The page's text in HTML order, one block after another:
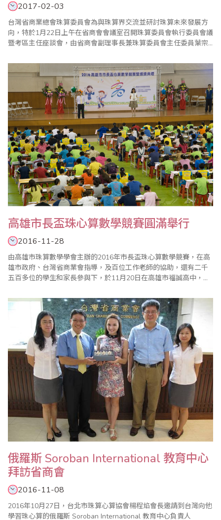
2017-02-03
台灣省商業總會珠算委員會為與珠算界交流並研討珠算未來發展方
向，特於1月22日上午在省商會會議室召開珠算委員會執行委員會議
暨考區主任座談會，由省商會副理事長兼珠算委員會主任委員葉宗
顧問、執行委員及珠算心算聯合測試考區主任共同參與。 葉副理事
長在致詞中表示，在座珠算老師們長期推動珠心算數學教學有成，
紛紛加入樂齡珠算教學，也拓展海外市場，立..
高雄市長盃珠心算數學競賽圓滿舉行
2016-11-28
由高雄市珠算數學學會主辦的2016年市長盃珠心算數學競賽，在高
雄市政府、台灣省商業會指導，及百位工作老師的協助，還有二千
五百多位的學生和家長參與下，於11月20日在高雄市福誠高中，順
到樂齡長青長者們認真作答和開心得奬上台心情，都給在場的家長
和孩子們上了一課，活到老學到老；動動腦身體好。而樂齡者頒獎
下台後，家長還不斷和孩子一起給認真的..
俄羅斯 Soroban International 教育中心
拜訪省商會
2016-11-08
2016年10月27日，台北市珠算心算協會楊程焰會長邀請到台灣向他
學習珠心算的俄羅斯 Soroban International 教育中心負責人